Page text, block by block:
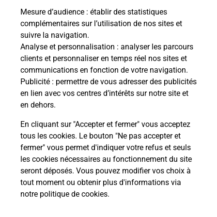
Mesure d’audience : établir des statistiques
complémentaires sur l’utilisation de nos sites et
suivre la navigation.
Analyse et personnalisation : analyser les parcours
clients et personnaliser en temps réel nos sites et
communications en fonction de votre navigation.
Publicité : permettre de vous adresser des publicités
en lien avec vos centres d’intérêts sur notre site et
en dehors.
En cliquant sur "Accepter et fermer" vous acceptez
tous les cookies. Le bouton "Ne pas accepter et
fermer" vous permet d'indiquer votre refus et seuls
les cookies nécessaires au fonctionnement du site
seront déposés. Vous pouvez modifier vos choix à
tout moment ou obtenir plus d'informations via
notre politique de cookies.
Boîte aux lettres La Poste
Prochaine collecte du courrierjeudià 08h30
336 Rue De La Chapelle
74200 Allinges
Le lien s'ouvre dans un nouvel onglet
Localiser Liste Boîtes aux lettres Haute-Savoie Allinges